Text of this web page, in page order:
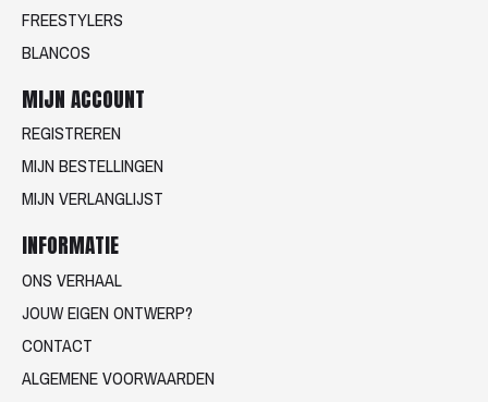
FREESTYLERS
BLANCOS
MIJN ACCOUNT
REGISTREREN
MIJN BESTELLINGEN
MIJN VERLANGLIJST
INFORMATIE
ONS VERHAAL
JOUW EIGEN ONTWERP?
CONTACT
ALGEMENE VOORWAARDEN